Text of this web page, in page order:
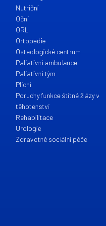
Nutriční
Oční
ORL
Ortopedie
Osteologické centrum
Paliativní ambulance
Paliativní tým
Plicní
Poruchy funkce štítné žlázy v
těhotenství
Rehabilitace
Urologie
Zdravotně sociální péče